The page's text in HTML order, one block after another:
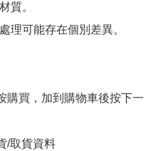
質。
理可能存在個別差異。
購買，加到購物車後按下一
/取貨資料